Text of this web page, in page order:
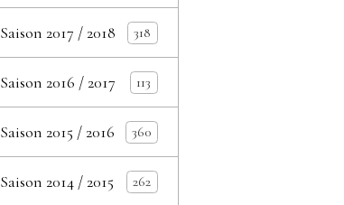
Saison 2017 / 2018 318
Saison 2016 / 2017 113
Saison 2015 / 2016 360
Saison 2014 / 2015 262